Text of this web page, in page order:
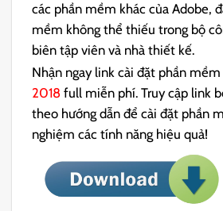
các phần mềm khác của Adobe,
mềm không thể thiếu trong bộ
biên tập viên và nhà thiết kế.
Nhận ngay link cài đặt phần
2018 full miễn phí. Truy cập link
theo hướng dẫn để cài đặt phần
nghiệm các tính năng hiệu quả!